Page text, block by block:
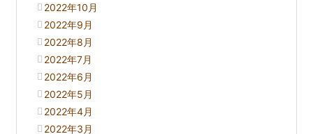
2022年10月
2022年9月
2022年8月
2022年7月
2022年6月
2022年5月
2022年4月
2022年3月